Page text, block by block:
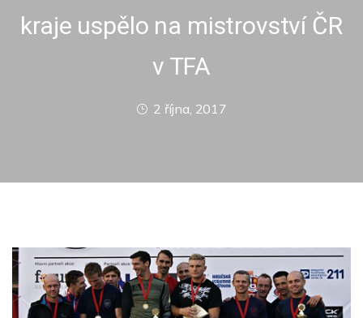
kraje uspělo na mistrovství ČR
v TFA
2 října, 2017